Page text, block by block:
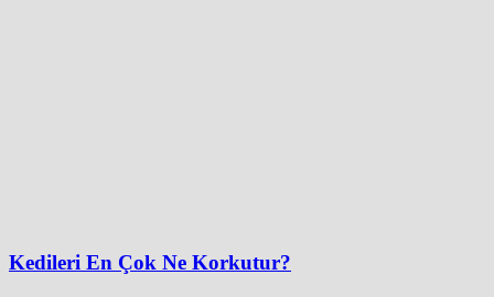
Kedileri En Çok Ne Korkutur?